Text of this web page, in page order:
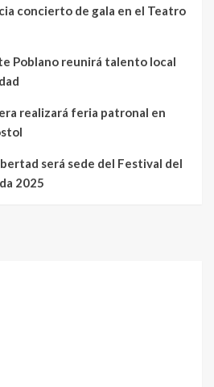
concierto de gala en el Teatro
Poblano reunirá talento local
realizará feria patronal en
será sede del Festival del
2025